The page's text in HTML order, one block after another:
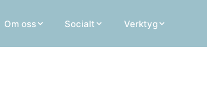
Om oss Socialt Verktyg